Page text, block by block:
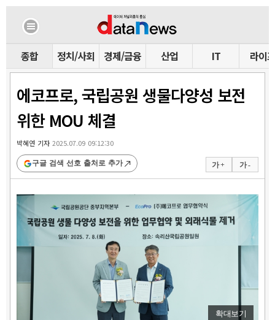
종합 정치/사회 경제/금융 산업 IT 라이프
에코프로, 국립공원 생물다양성 보전
위한 MOU 체결
박혜연 기자2025.07.09 09:12:30
가 + 가 -
구글 검색 선호 출처로 추가
확대보기